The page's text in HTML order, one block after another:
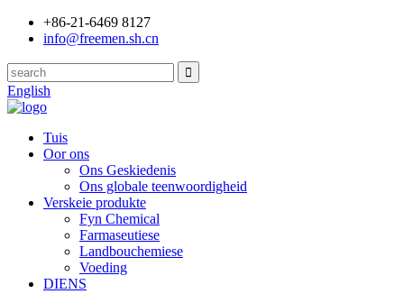
+86-21-6469 8127
info@freemen.sh.cn
English
Tuis
Oor ons
Ons Geskiedenis
Ons globale teenwoordigheid
Verskeie produkte
Fyn Chemical
Farmaseutiese
Landbouchemiese
Voeding
DIENS